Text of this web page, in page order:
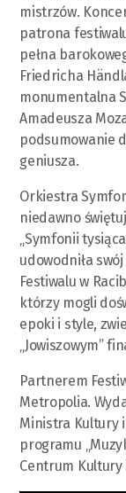
mistrzów.
patrona
pełna
Friedricha
monumentalna
Amadeusza
podsumowanie
geniusza.
Orkiestra
niedawno
„Symfonii
udowodniła
Festiwalu w
którzy mogli
epoki i style,
„Jowiszowym”
Partnerem
Metropolia.
Ministra Kultury
programu
Centrum Kultury